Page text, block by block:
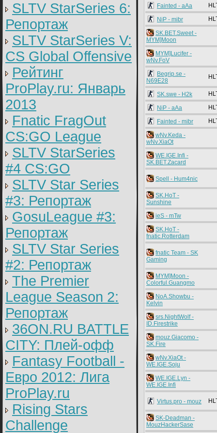
SLTV StarSeries 6:
Репортаж
SLTV StarSeries V:
CS Global Offensive
Рейтинг
ProPlay.ru: Январь
2013
Fnatic FragOut
CS:GO League
SLTV StarSeries
#4 CS:GO
SLTV Star Series
#3: Репортаж
GosuLeague #3:
Репортаж
SLTV Star Series
#2: Репортаж
The Premier
League Season 2:
Репортаж
36ON.RU BATTLE
CITY: Плей-офф
Fantasy Football -
Евро 2012: Лига
ProPlay.ru
Rising Stars
Challenge
Fainted - aAa
NiP - mibr
SK.BET.Sweet -
MYM]Moon
MYM]Lucifer -
wNv.FoV
Begrip.se -
N69E28
SK.swe - H2k
NiP - aAa
Fainted - mibr
wNv.Keda -
wNv.XiaOt
WE.IGE.Infi -
SK.BET.Zacard
Spell - Hum4nic
SK.HoT -
Sunshine
ieS - mTw
SK.HoT -
fnatic.Rotterdam
fnatic Team - SK
Gaming
MYM]Moon -
Colorful.Guangmo
NoA.Showbu -
Kelvin
srs.NightWolf -
ID.Firestrike
mouz.Giacomo -
SK.Fire
wNv.XiaOt -
WE.IGE.Soju
WE.IGE.Lyn -
WE.IGE.Infi
Virtus.pro - mouz
SK-Deadman -
MouzHackerSase